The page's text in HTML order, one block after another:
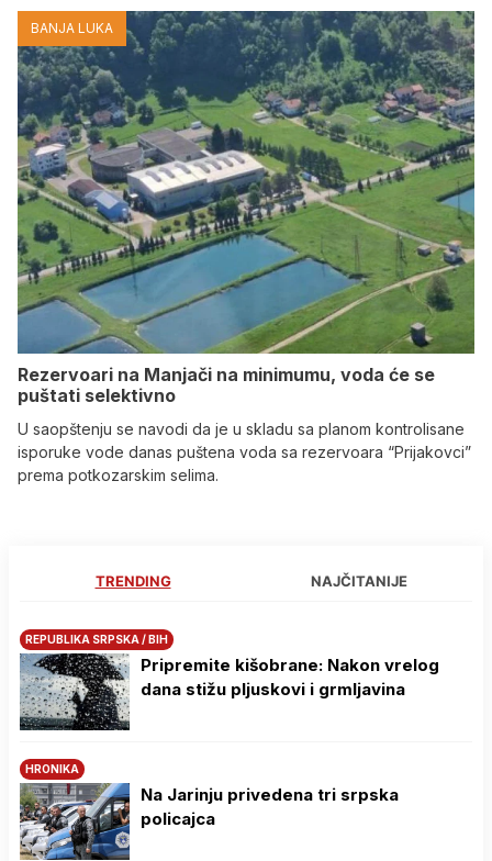
BANJA LUKA
Rezervoari na Manjači na minimumu, voda će se
puštati selektivno
U saopštenju se navodi da je u skladu sa planom kontrolisane
isporuke vode danas puštena voda sa rezervoara “Prijakovci”
prema potkozarskim selima.
TRENDING NAJČITANIJE
REPUBLIKA SRPSKA / BIH
Pripremite kišobrane: Nakon vrelog
dana stižu pljuskovi i grmljavina
HRONIKA
Na Јarinju privedena tri srpska
policajca